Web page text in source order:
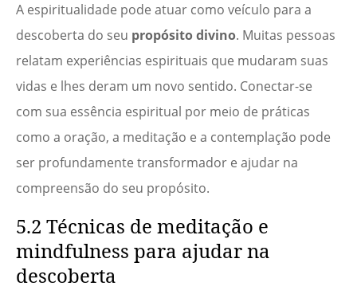
A espiritualidade pode atuar como veículo para a
descoberta do seu propósito divino. Muitas pessoas
relatam experiências espirituais que mudaram suas
vidas e lhes deram um novo sentido. Conectar-se
com sua essência espiritual por meio de práticas
como a oração, a meditação e a contemplação pode
ser profundamente transformador e ajudar na
compreensão do seu propósito.
5.2 Técnicas de meditação e
mindfulness para ajudar na
descoberta